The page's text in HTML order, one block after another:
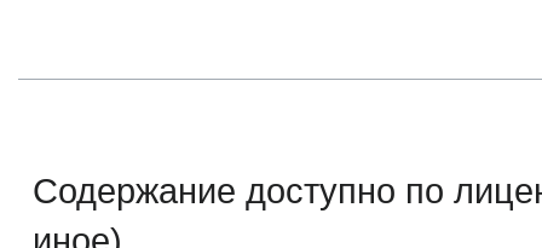
Содержание доступно по